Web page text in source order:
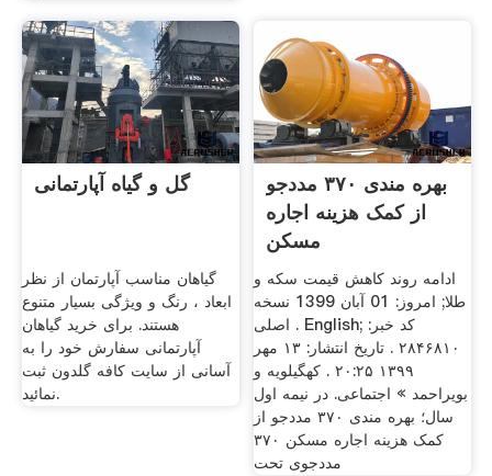
گل و گیاه آپارتمانی
گیاهان مناسب آپارتمان از نظر
ابعاد ، رنگ و ویژگی بسیار متنوع
هستند. برای خرید گیاهان
آپارتمانی سفارش خود را به
آسانی از سایت کافه گلدون ثبت
نمائید.
بهره مندی ۳۷۰ مددجو
از کمک هزینه اجاره
مسکن
ادامه روند کاهش قیمت سکه و
طلا; امروز: 01 آبان 1399 نسخه
اصلی . English; کد خبر:
۲۸۴۶۸۱۰ . تاریخ انتشار: ۱۳ مهر
۱۳۹۹ ۲۰:۲۵ . کهگیلویه و
بویراحمد » اجتماعی. در نیمه اول
سال؛ بهره مندی ۳۷۰ مددجو از
کمک هزینه اجاره مسکن ۳۷۰
مددجوی تحت